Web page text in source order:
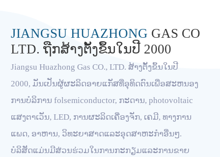
JIANGSU HUAZHONG GAS CO
LTD. ຖືກ​ສ້າງ​ຕັ້ງ​ຂຶ້ນ​ໃນ​ປີ 2000​
Jiangsu Huazhong Gas CO., LTD. ສ້າງຕັ້ງຂຶ້ນໃນປີ
2000, ມັນເປັນຜູ້ຜະລິດອາຍແກັສທີ່ອຸທິດຕົນເພື່ອສະຫນອງ
ການບໍລິການ folsemiconductor, ກະດານ, photovoltaic
ແສງຕາເວັນ, LED, ການຜະລິດເຄື່ອງຈັກ, ເຄມີ, ທາງການ
ແພດ, ອາຫານ, ວິທະຍາສາດແລະອຸດສາຫະກໍາອື່ນໆ.
ບໍລິສັດແມ່ນມີສ່ວນຮ່ວມໃນການກະກຽມແລະການຂາຍ